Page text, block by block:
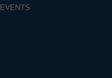
EVENTS